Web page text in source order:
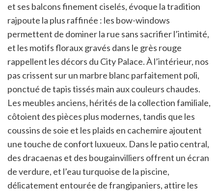
et ses balcons finement ciselés, évoque la tradition
rajpoute la plus raffinée : les bow-windows
permettent de dominer la rue sans sacrifier l’intimité,
et les motifs floraux gravés dans le grès rouge
rappellent les décors du City Palace. À l’intérieur, nos
pas crissent sur un marbre blanc parfaitement poli,
ponctué de tapis tissés main aux couleurs chaudes.
Les meubles anciens, hérités de la collection familiale,
côtoient des pièces plus modernes, tandis que les
coussins de soie et les plaids en cachemire ajoutent
une touche de confort luxueux. Dans le patio central,
des dracaenas et des bougainvilliers offrent un écran
de verdure, et l’eau turquoise de la piscine,
délicatement entourée de frangipaniers, attire les